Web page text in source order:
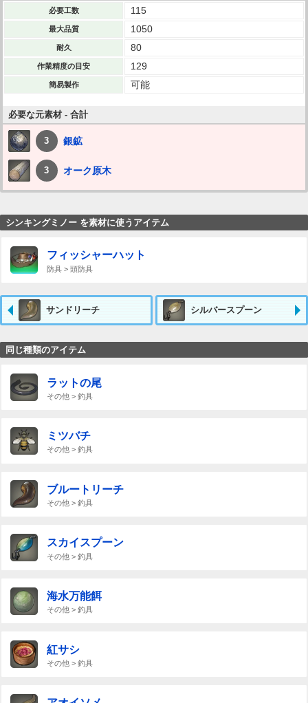
必要工数 115
最大品質 1050
耐久 80
作業精度の目安 129
簡易製作 可能
必要な元素材 - 合計
3 銀鉱
3 オーク原木
シンキングミノー を素材に使うアイテム
フィッシャーハット
防具 > 頭防具
サンドリーチ シルバースプーン
同じ種類のアイテム
ラットの尾
その他 > 釣具
ミツバチ
その他 > 釣具
ブルートリーチ
その他 > 釣具
スカイスプーン
その他 > 釣具
海水万能餌
その他 > 釣具
紅サシ
その他 > 釣具